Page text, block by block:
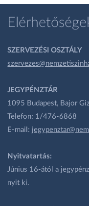
SZERVEZÉSI OSZTÁLY
JEGYPÉNZTÁR
1095 Budapest, Bajor
Telefon: 1/476-6868
E-mail:
Nyitvatartás:
Június 16-ától a
nyit ki.